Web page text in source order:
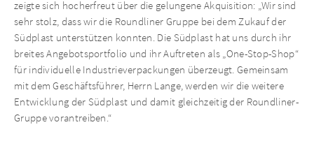
zeigte sich hocherfreut über die gelungene Akquisition: „Wir sind
sehr stolz, dass wir die Roundliner Gruppe bei dem Zukauf der
Südplast unterstützen konnten. Die Südplast hat uns durch ihr
breites Angebotsportfolio und ihr Auftreten als „One-Stop-Shop“
für individuelle Industrieverpackungen überzeugt. Gemeinsam
mit dem Geschäftsführer, Herrn Lange, werden wir die weitere
Entwicklung der Südplast und damit gleichzeitig der Roundliner-
Gruppe vorantreiben.“